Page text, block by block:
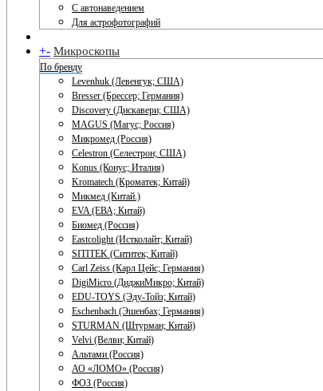
С автонаведением
Для астрофотографий
+- Микроскопы
По бренду
Levenhuk (Левенгук; США)
Bresser (Брессер; Германия)
Discovery (Дискавери; США)
MAGUS (Магус; Россия)
Микромед (Россия)
Celestron (Селестрон; США)
Konus (Конус; Италия)
Kromatech (Кроматек; Китай)
Микмед (Китай.)
EVA (ЕВА; Китай)
Биомед (Россия)
Eastcolight (Истколайт; Китай)
SITITEK (Сититек; Китай)
Carl Zeiss (Карл Цейс; Германия)
DigiMicro (ДиджиМикро; Китай)
EDU-TOYS (Эду-Тойз; Китай)
Eschenbach (Эшенбах; Германия)
STURMAN (Штурман; Китай)
Velvi (Велви; Китай)
Альтами (Россия)
АО «ЛОМО» (Россия)
ФОЗ (Россия)